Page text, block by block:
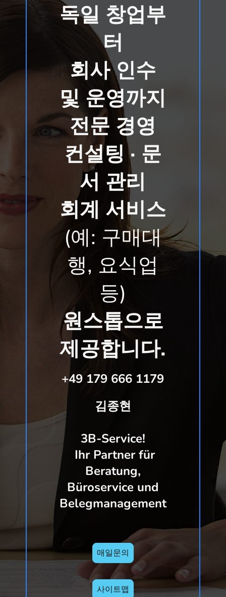
독일 창업부
터
회사 인수
및 운영까지
전문 경영
컨설팅 · 문
서 관리
회계 서비스
(예: 구매대
행, 요식업
등)
원스톱으로
제공합니다.
+49 179 666 1179
김종현
3B-Service!
Ihr Partner für
Beratung,
Büroservice und
Belegmanagement
매일문의
사이트맵